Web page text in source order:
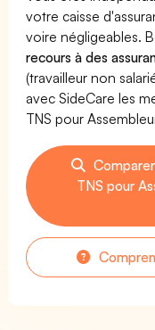
votre caisse
voire négligeables.
recours à des
(travailleur non
avec SideCare les
TNS pour
TNS pour